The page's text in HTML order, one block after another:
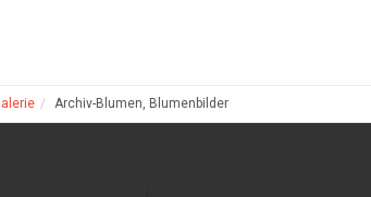
Archiv-Blumen, Blumenbilder